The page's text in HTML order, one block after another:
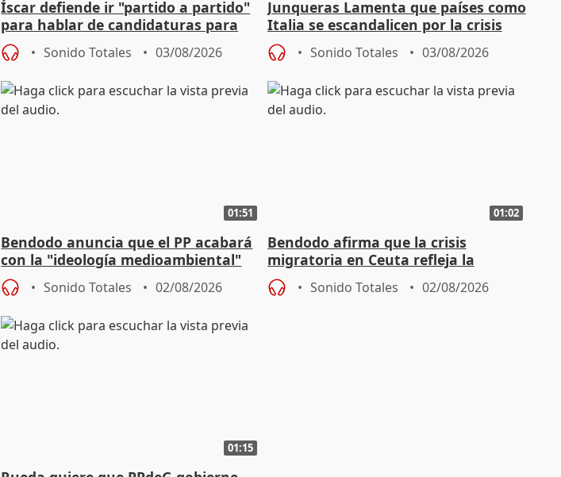
Íscar defiende ir "partido a partido"
para hablar de candidaturas para
2027
Sonido Totales 03/08/2026
Junqueras Lamenta que países como
Italia se escandalicen por la crisis
migratoria
Sonido Totales 03/08/2026
01:51
Bendodo anuncia que el PP acabará
con la "ideología medioambiental"
para regenerar las playas
Sonido Totales 02/08/2026
01:02
Bendodo afirma que la crisis
migratoria en Ceuta refleja la
"extrema debilidad" del Gobierno
Sonido Totales 02/08/2026
01:15